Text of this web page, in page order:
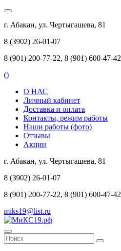
г. Абакан, ул. Чертыгашева, 81
8 (3902) 26-01-07
8 (901) 200-77-22, 8 (901) 600-47-42
()
О НАС
Личный кабинет
Доставка и оплата
Контакты, режим работы
Наши работы (фото)
Отзывы
Акции
г. Абакан, ул. Чертыгашева, 81
8 (3902) 26-01-07
8 (901) 200-77-22, 8 (901) 600-47-42
miks19@list.ru